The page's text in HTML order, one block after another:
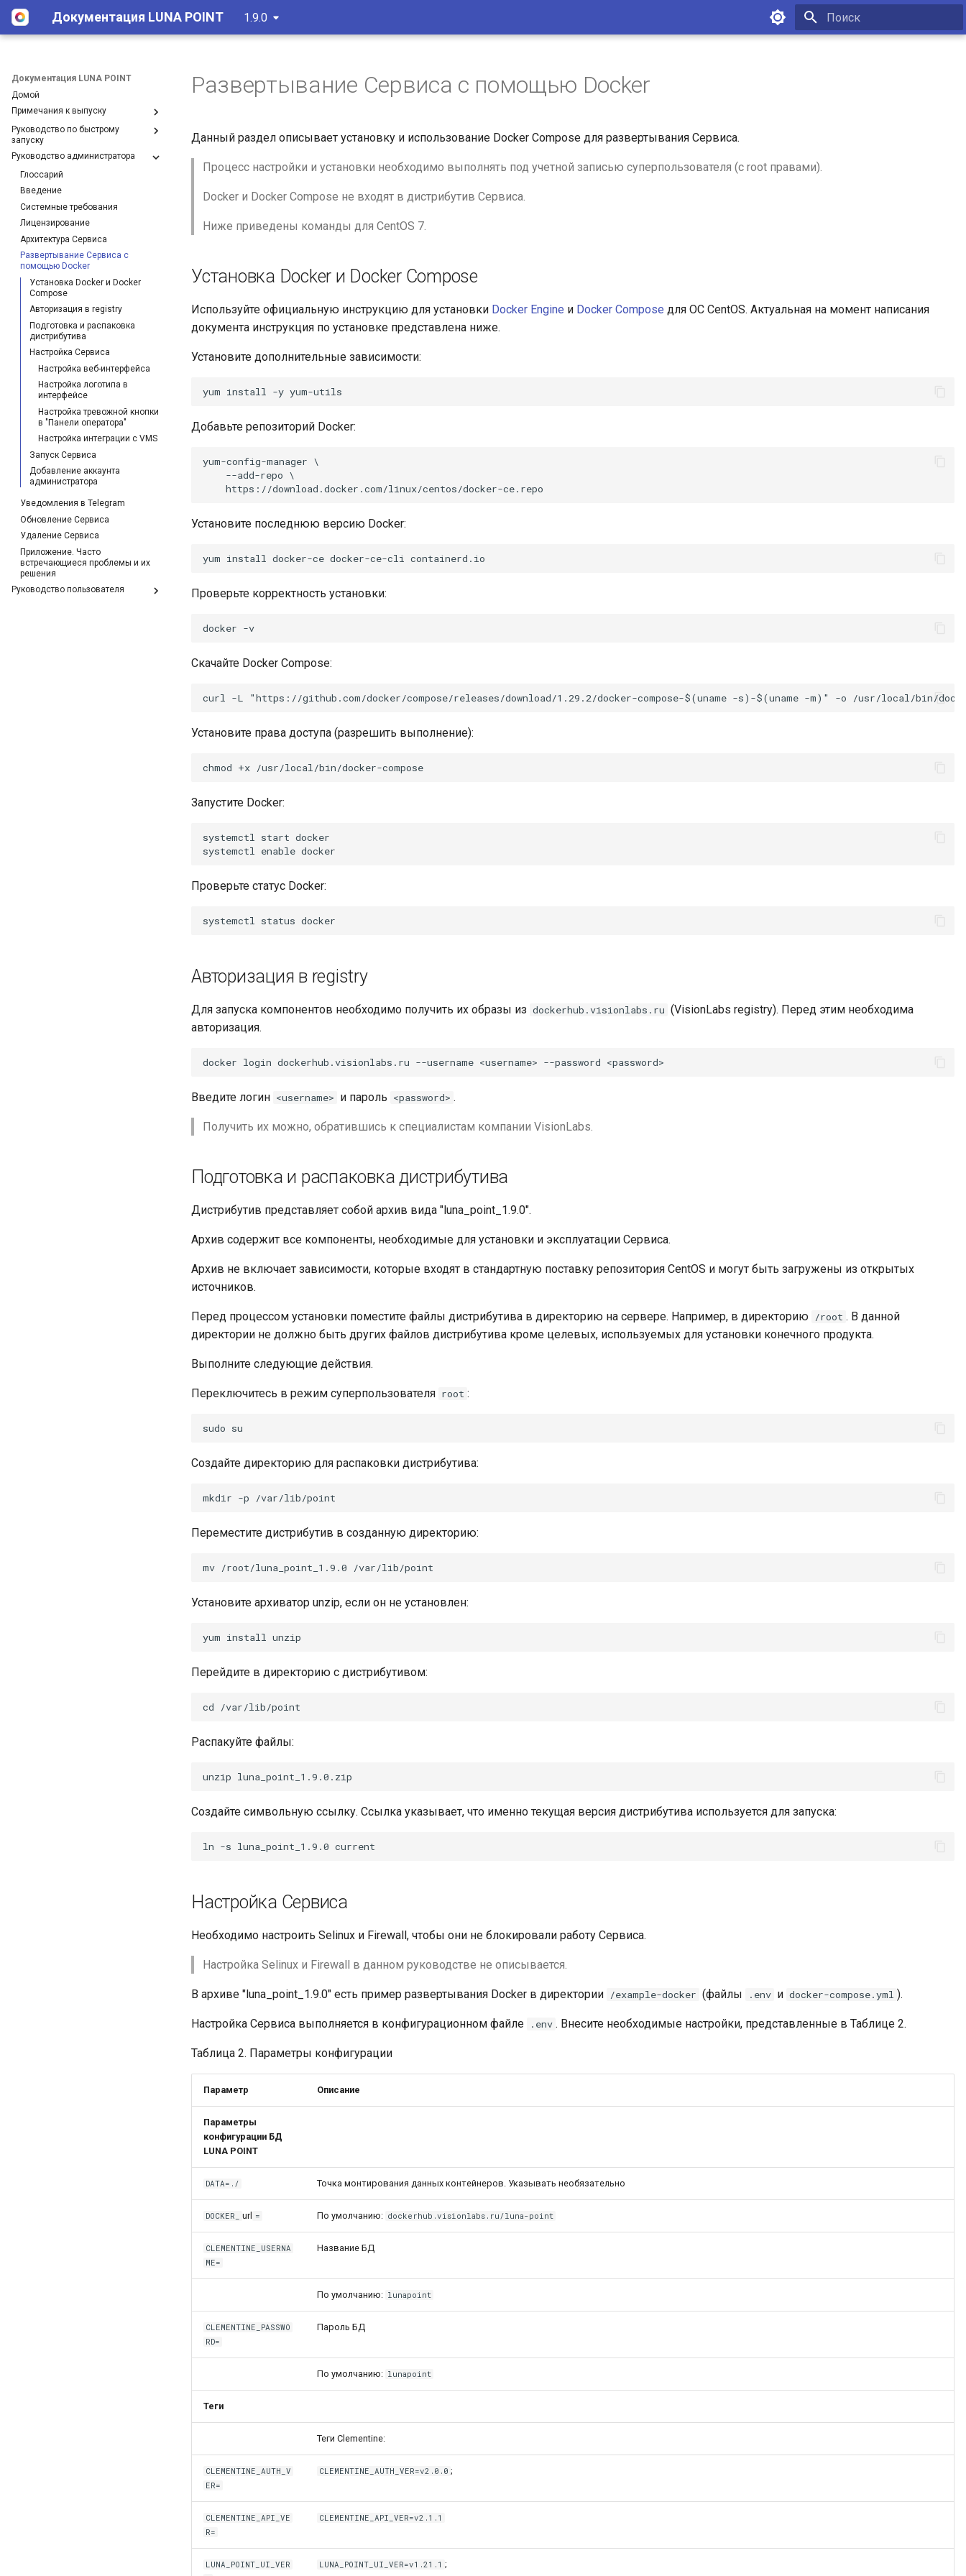
Документация LUNA POINT 1.9.0
Документация LUNA POINT
Домой
Примечания к выпуску
[1.9.0] 30.06.2025
[1.8.0] 02.06.2025
[1.7.0] 30.04.2025
[1.6.0] 31.03.2025
[1.5.0] 28.02.2025
[1.4.0] 07.02.2025
[1.3.0] 26.12.2024
[1.2.0] 12.12.2024
[1.1.0] 18.10.2024
Руководство по быстрому
запуску
Глоссарий
Введение
Загрузка и установка Сервиса
Руководство администратора
Глоссарий
Введение
Системные требования
Лицензирование
Архитектура Сервиса
Развертывание Сервиса с
помощью Docker
Установка Docker и Docker
Compose
Авторизация в registry
Подготовка и распаковка
дистрибутива
Настройка Сервиса
Настройка веб-интерфейса
Настройка логотипа в
интерфейсе
Настройка тревожной кнопки
в "Панели оператора"
Настройка интеграции с VMS
Запуск Сервиса
Добавление аккаунта
администратора
Уведомления в Telegram
Обновление Сервиса
Удаление Сервиса
Приложение. Часто
встречающиеся проблемы и их
решения
Руководство пользователя
Развертывание Сервиса с помощью Docker
Данный раздел описывает установку и использование Docker Compose для развертывания Сервиса.
Процесс настройки и установки необходимо выполнять под учетной записью суперпользователя (с root правами).
Docker и Docker Compose не входят в дистрибутив Сервиса.
Ниже приведены команды для CentOS 7.
Установка Docker и Docker Compose
Используйте официальную инструкцию для установки Docker Engine и Docker Compose для ОС CentOS. Актуальная на момент написания
документа инструкция по установке представлена ниже.
Установите дополнительные зависимости:
Добавьте репозиторий Docker:
yum-config-manager \
    --add-repo \
Установите последнюю версию Docker:
Проверьте корректность установки:
Скачайте Docker Compose:
Установите права доступа (разрешить выполнение):
Запустите Docker:
systemctl start docker
Проверьте статус Docker:
Авторизация в registry
Для запуска компонентов необходимо получить их образы из dockerhub.visionlabs.ru (VisionLabs registry). Перед этим необходима
авторизация.
Введите логин <username> и пароль <password> .
Получить их можно, обратившись к специалистам компании VisionLabs.
Подготовка и распаковка дистрибутива
Дистрибутив представляет собой архив вида "luna_point_1.9.0".
Архив содержит все компоненты, необходимые для установки и эксплуатации Сервиса.
Архив не включает зависимости, которые входят в стандартную поставку репозитория CentOS и могут быть загружены из открытых
источников.
Перед процессом установки поместите файлы дистрибутива в директорию на сервере. Например, в директорию /root . В данной
директории не должно быть других файлов дистрибутива кроме целевых, используемых для установки конечного продукта.
Выполните следующие действия.
Переключитесь в режим суперпользователя root :
Создайте директорию для распаковки дистрибутива:
Переместите дистрибутив в созданную директорию:
Установите архиватор unzip, если он не установлен:
Перейдите в директорию с дистрибутивом:
Распакуйте файлы:
Создайте символьную ссылку. Ссылка указывает, что именно текущая версия дистрибутива используется для запуска:
Настройка Сервиса
Необходимо настроить Selinux и Firewall, чтобы они не блокировали работу Сервиса.
Настройка Selinux и Firewall в данном руководстве не описывается.
В архиве "luna_point_1.9.0" есть пример развертывания Docker в директории /example-docker (файлы .env и docker-compose.yml ).
Настройка Сервиса выполняется в конфигурационном файле .env . Внесите необходимые настройки, представленные в Таблице 2.
Таблица 2. Параметры конфигурации
Параметр Описание
Параметры
конфигурации БД
LUNA POINT
DATA=./ Точка монтирования данных контейнеров. Указывать необязательно
DOCKER_ url = По умолчанию: dockerhub.visionlabs.ru/luna-point
CLEMENTINE_USERNA
ME=
Название БД
По умолчанию: lunapoint
CLEMENTINE_PASSWO
RD=
Пароль БД
По умолчанию: lunapoint
Теги
Теги Clementine:
CLEMENTINE_AUTH_V
ER=
CLEMENTINE_AUTH_VER=v2.0.0 ;
CLEMENTINE_API_VE
R=
CLEMENTINE_API_VER=v2.1.1
LUNA_POINT_UI_VER
LUNA_POINT_UI_VER=v1.21.1 ;